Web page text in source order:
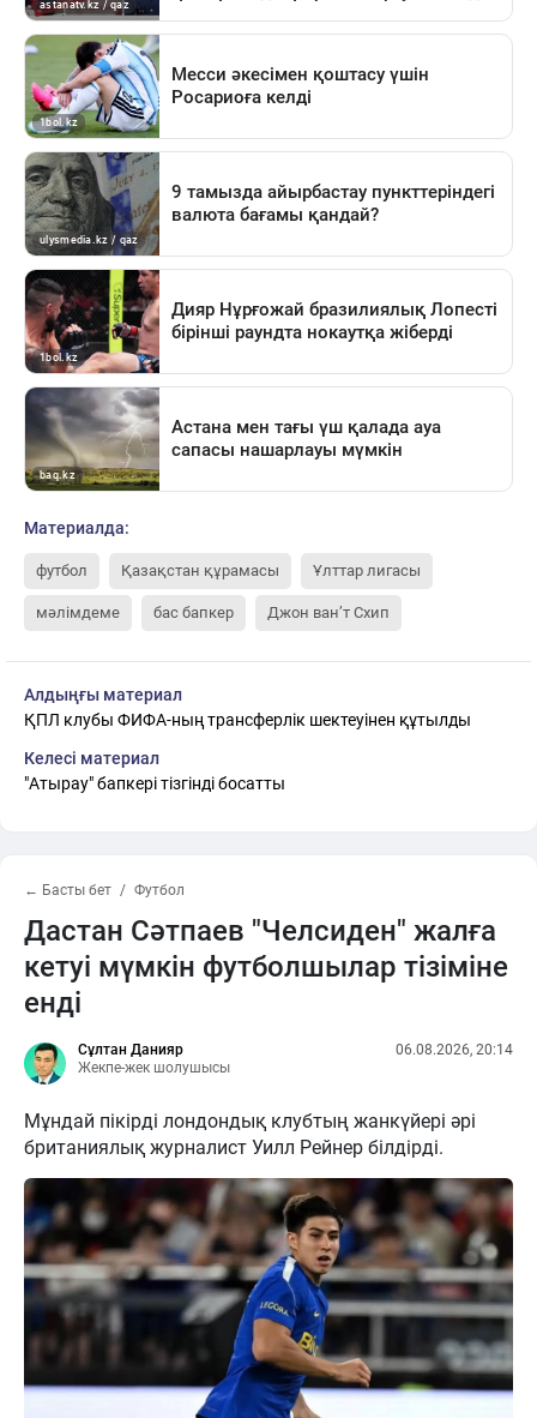
Материалда:
футбол Қазақстан құрамасы Ұлттар лигасы
мәлімдеме бас бапкер Джон ван’т Схип
Алдыңғы материал
ҚПЛ клубы ФИФА-ның трансферлік шектеуінен құтылды
Келесі материал
"Атырау" бапкері тізгінді босатты
← Басты бет Футбол
Дастан Сәтпаев "Челсиден" жалға
кетуі мүмкін футболшылар тізіміне
енді
Сұлтан Данияр
Жекпе-жек шолушысы
06.08.2026, 20:14
Мұндай пікірді лондондық клубтың жанкүйері әрі
британиялық журналист Уилл Рейнер білдірді.